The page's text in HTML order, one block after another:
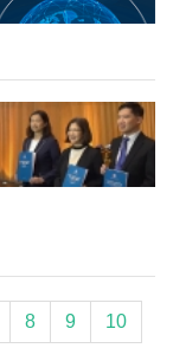
8 9 10